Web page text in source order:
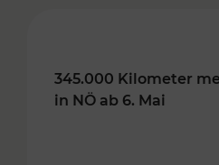
345.000 Kilometer
in NÖ ab 6. Mai